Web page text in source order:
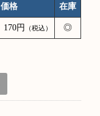
価格 在庫
170円 （税込） ◎